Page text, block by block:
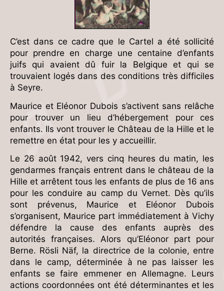
C’est dans ce cadre que le Cartel a été sollicité
pour prendre en charge une centaine d’enfants
juifs qui avaient dû fuir la Belgique et qui se
trouvaient logés dans des conditions très difficiles
à Seyre.
Maurice et Eléonor Dubois s’activent sans relâche
pour trouver un lieu d’hébergement pour ces
enfants. Ils vont trouver le Château de la Hille et le
remettre en état pour les y accueillir.
Le 26 août 1942, vers cinq heures du matin, les
gendarmes français entrent dans le château de la
Hille et arrêtent tous les enfants de plus de 16 ans
pour les conduire au camp du Vernet. Dès qu’ils
sont prévenus, Maurice et Eléonor Dubois
s’organisent, Maurice part immédiatement à Vichy
défendre la cause des enfants auprès des
autorités françaises. Alors qu’Eléonor part pour
Berne. Rösli Näf, la directrice de la colonie, entre
dans le camp, déterminée à ne pas laisser les
enfants se faire emmener en Allemagne. Leurs
actions coordonnées ont été déterminantes et les